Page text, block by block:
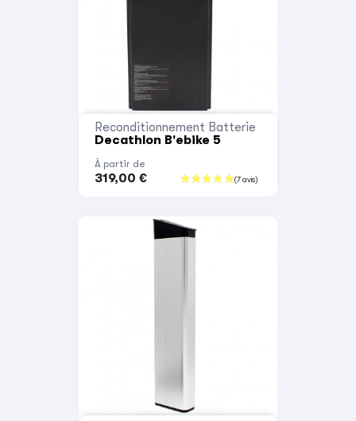
Reconditionnement Batterie
Decathlon B'ebike 5
À partir de
319,00 €